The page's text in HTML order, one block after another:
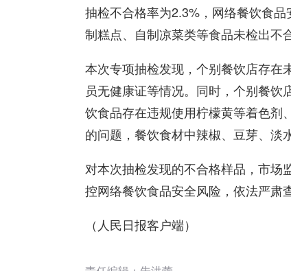
抽检不合格率为2.3%，网络餐饮食
制糕点、自制凉菜类等食品未检出不
本次专项抽检发现，个别餐饮店存在
员无健康证等情况。同时，个别餐
饮食品存在违规使用柠檬黄等着色剂
的问题，餐饮食材中辣椒、豆芽、淡
对本次抽检发现的不合格样品，市场
控网络餐饮食品安全风险，依法严肃
（人民日报客户端）